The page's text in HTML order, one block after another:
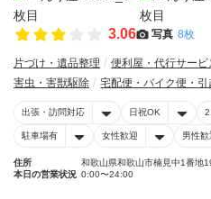
3.06 写真 8枚
片づけ・遺品整理 便利屋・代行サービ
害虫・害獣駆除
宅配便・バイク便・引
出張・訪問対応 日祝OK
駐車場有 女性歓迎 男性歓
住所
和歌山県和歌山市楠見中1番地
本日の営業状況 0:00〜24:00